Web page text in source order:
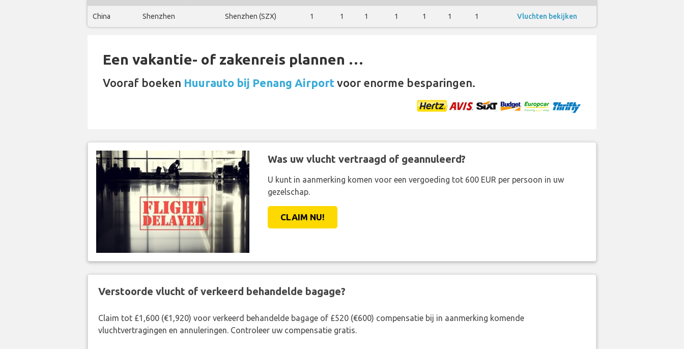
China Shenzhen Shenzhen (SZX) 1 1 1 1 1 1 1 Vluchten bekijken
Een vakantie- of zakenreis plannen …
Vooraf boeken Huurauto bij Penang Airport voor enorme besparingen.
Was uw vlucht vertraagd of geannuleerd?
U kunt in aanmerking komen voor een vergoeding tot 600 EUR per persoon in uw
gezelschap.
CLAIM NU!
Verstoorde vlucht of verkeerd behandelde bagage?
Claim tot £1,600 (€1,920) voor verkeerd behandelde bagage of £520 (€600) compensatie bij in aanmerking komende
vluchtvertragingen en annuleringen. Controleer uw compensatie gratis.